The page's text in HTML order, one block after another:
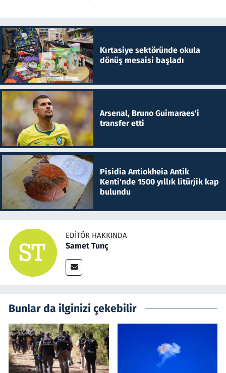
Kırtasiye sektöründe okula
dönüş mesaisi başladı
Arsenal, Bruno Guimaraes'i
transfer etti
Pisidia Antiokheia Antik
Kenti'nde 1500 yıllık litürjik kap
bulundu
EDITÖR HAKKINDA
Samet Tunç
Bunlar da ilginizi çekebilir